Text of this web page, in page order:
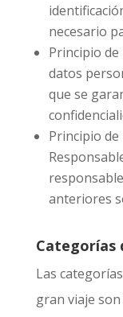
necesario
Principio
datos
que se
Principio
anteriores
Categorías
Las
gran viaje